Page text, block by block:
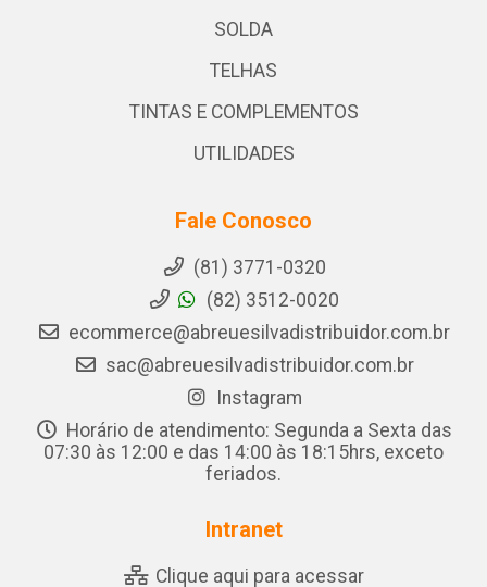
SOLDA
TELHAS
TINTAS E COMPLEMENTOS
UTILIDADES
Fale Conosco
(81) 3771-0320
(82) 3512-0020
ecommerce@abreuesilvadistribuidor.com.br
sac@abreuesilvadistribuidor.com.br
Instagram
Horário de atendimento: Segunda a Sexta das
07:30 às 12:00 e das 14:00 às 18:15hrs, exceto
feriados.
Intranet
Clique aqui para acessar